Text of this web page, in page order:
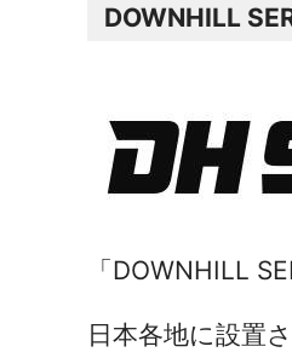
DOWNHILL
「DOWNHILL
日本各地に設置